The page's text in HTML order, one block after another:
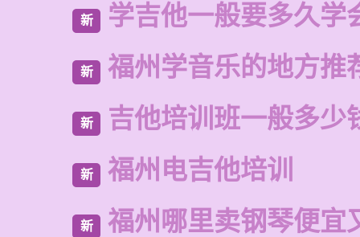
新 学吉他一般要多久学
新 福州学音乐的地方推
新 吉他培训班一般多少
新 福州电吉他培训
新 福州哪里卖钢琴便宜